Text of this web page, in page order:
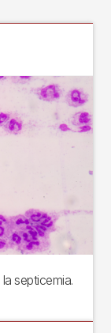
septicemia.